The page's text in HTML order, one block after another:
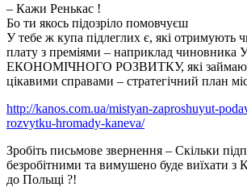
– Кажи Ренькас !
Бо ти якось підозріло помовчуєш
У тебе ж купа підлеглих є, які отримують
плату з преміями – наприклад
ЕКОНОМІЧНОГО РОЗВИТКУ, які
цікавими справами – стратегічний план
http://kanos.com.ua/mistyan-zaproshuyut-
rozvytku-hromady-kaneva/
Зробіть письмове звернення – Скільки
безробітними та вимушено буде виїхати з
до Польщі ?!